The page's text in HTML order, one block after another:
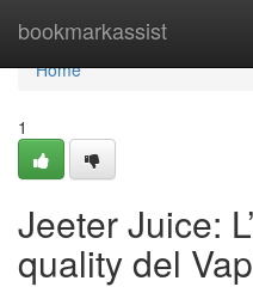
bookmarkassist
Home
Home
1
Jeeter Juice:
quality del